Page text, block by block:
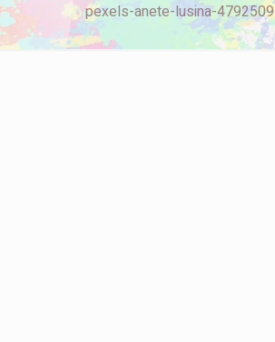
pexels-anete-lusina-4792509